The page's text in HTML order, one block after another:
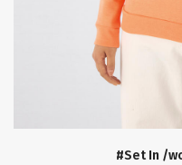
#Set In /